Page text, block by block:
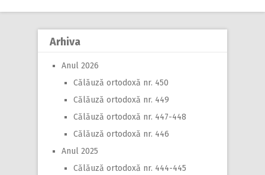
Arhiva
Anul 2026
Călăuză ortodoxă nr. 450
Călăuză ortodoxă nr. 449
Călăuză ortodoxă nr. 447-448
Călăuză ortodoxă nr. 446
Anul 2025
Călăuză ortodoxă nr. 444-445